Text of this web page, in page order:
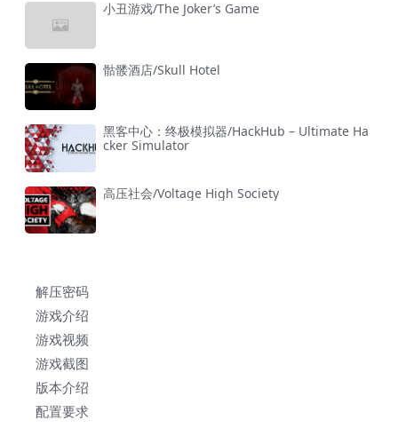
小丑游戏/The Joker’s Game
骷髅酒店/Skull Hotel
黑客中心：终极模拟器/HackHub – Ultimate Ha
cker Simulator
高压社会/Voltage High Society
解压密码
游戏介绍
游戏视频
游戏截图
版本介绍
配置要求